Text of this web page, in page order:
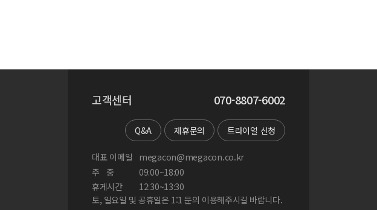
고객센터 070-8807-6002
Q&A 제휴문의 트라이얼 신청
대표 이메일
megacon@megacon.co.kr
주
중
09:00~18:00
휴게시간
12:30~13:30
토, 일요일 및 공휴일은 1:1 문의 이용해주시길 바랍니다.